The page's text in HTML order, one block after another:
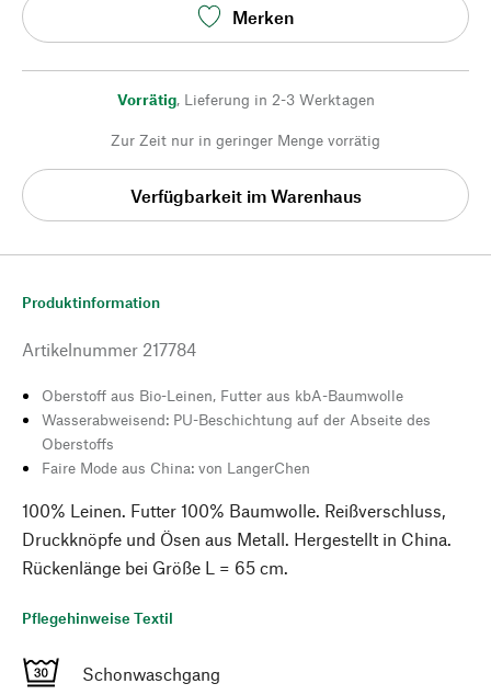
Merken
Vorrätig, Lieferung in 2-3 Werktagen
Zur Zeit nur in geringer Menge vorrätig
Verfügbarkeit im Warenhaus
Produktinformation
Artikelnummer 217784
Oberstoff aus Bio-Leinen, Futter aus kbA-Baumwolle
Wasserabweisend: PU-Beschichtung auf der Abseite des
Oberstoffs
Faire Mode aus China: von LangerChen
100% Leinen. Futter 100% Baumwolle. Reißverschluss,
Druckknöpfe und Ösen aus Metall. Hergestellt in China.
Rückenlänge bei Größe L = 65 cm.
Pflegehinweise Textil
Schonwaschgang